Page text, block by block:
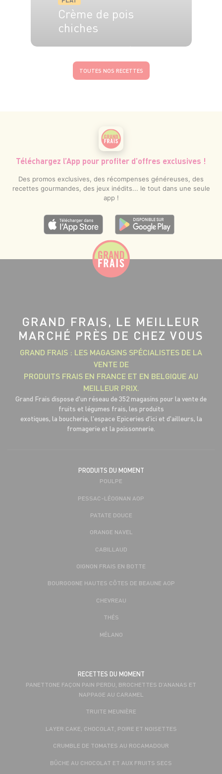
Crème de pois
chiches
TOUTES NOS RECETTES
Téléchargez l’App pour profiter d’offres exclusives !
Des promos exclusives, des récompenses généreuses, des
recettes gourmandes, des jeux inédits... le tout dans une seule
app !
GRAND FRAIS, LE MEILLEUR
MARCHÉ PRÈS DE CHEZ VOUS
GRAND FRAIS : LES MAGASINS SPÉCIALISTES DE LA
VENTE DE
PRODUITS FRAIS EN FRANCE ET EN BELGIQUE AU
MEILLEUR PRIX.
Grand Frais dispose d'un réseau de 352 magasins pour la vente de
fruits et légumes frais, les produits
exotiques, la boucherie, l'espace Epiceries d'ici et d'ailleurs, la
fromagerie et la poissonnerie.
PRODUITS DU MOMENT
POULPE
PESSAC-LÉOGNAN AOP
PATATE DOUCE
ORANGE NAVEL
CABILLAUD
OIGNON FRAIS EN BOTTE
BOURGOGNE HAUTES CÔTES DE BEAUNE AOP
CHEVREAU
THÉS
MÉLANO
RECETTES DU MOMENT
PANETTONE FAÇON PAIN PERDU, BROCHETTES D’ANANAS ET
NAPPAGE AU CARAMEL
TRUITE MEUNIÈRE
LAYER CAKE, CHOCOLAT, POIRE ET NOISETTES
CRUMBLE DE TOMATES AU ROCAMADOUR
BÛCHE AU CHOCOLAT ET AUX FRUITS SECS